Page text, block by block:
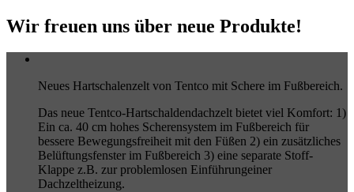
Wir freuen uns über neue Produkte!
Neues Hartschalenzelt von Tentco mit Schere im Fußbereich.
Das neue Tentco-Hartschaldendachzelt bietet viel Komfort: 1)
Ein ca. 40 cm hohes Scherensystem im Fußbereich für
bessere Bewegungsfreiheit mit den Füßen 2) ein zusätzliches
Belüftungsfenster im Fußbereich 3) eine separate Stoff-
Klappe z.B. zur problemlosen Einführungeiner
Dachzeltheizung.